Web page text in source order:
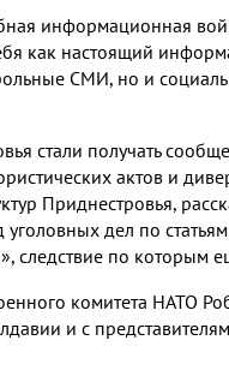
информационная
как настоящий
СМИ, но и
стали получать
актов и
Приднестровья,
дел по
следствие по которым
комитета НАТО
и с